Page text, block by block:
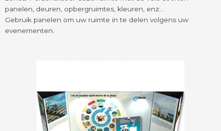
panelen, deuren, opbergruimtes, kleuren, enz…
Gebruik panelen om uw ruimte in te delen volgens uw
evenementen.